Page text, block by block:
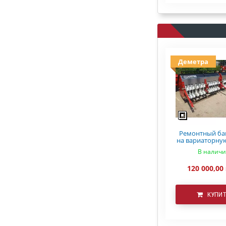
Деметра
Ремонтный
на
СЗ 5.4
В
120 000,00